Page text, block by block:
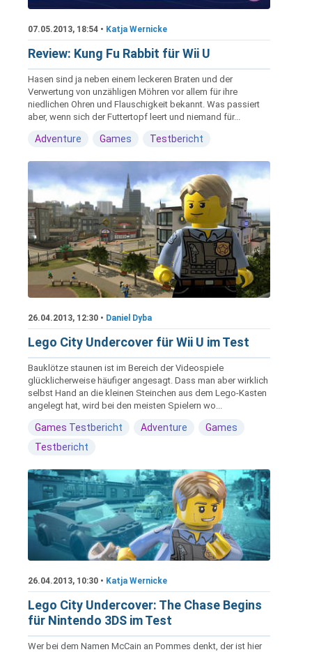
07.05.2013, 18:54 • Katja Wernicke
Review: Kung Fu Rabbit für Wii U
Hasen sind ja neben einem leckeren Braten und der
Verwertung von unzähligen Möhren vor allem für ihre
niedlichen Ohren und Flauschigkeit bekannt. Was passiert
aber, wenn sich der Futtertopf leert und niemand für...
Adventure Games Testbericht
26.04.2013, 12:30 • Daniel Dyba
Lego City Undercover für Wii U im Test
Bauklötze staunen ist im Bereich der Videospiele
glücklicherweise häufiger angesagt. Dass man aber wirklich
selbst Hand an die kleinen Steinchen aus dem Lego-Kasten
angelegt hat, wird bei den meisten Spielern wo...
Games Testbericht Adventure
Games
Testbericht
26.04.2013, 10:30 • Katja Wernicke
Lego City Undercover: The Chase Begins
für Nintendo 3DS im Test
Wer bei dem Namen McCain an Pommes denkt, der ist hier